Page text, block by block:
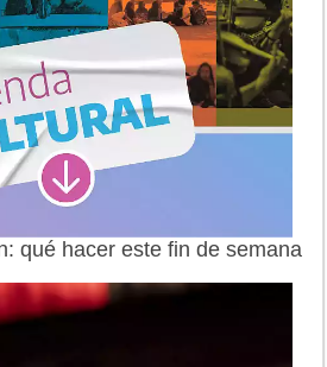
qué hacer este fin de semana